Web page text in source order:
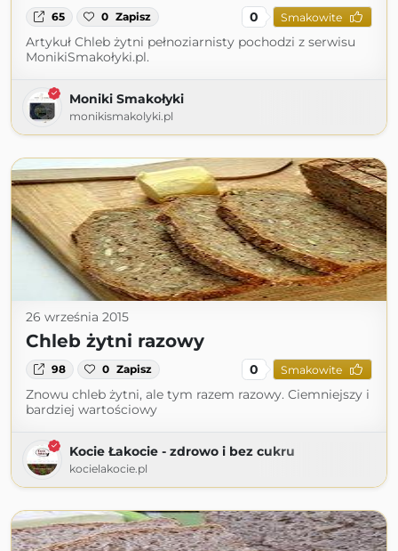
65 0 Zapisz 0 Smakowite
Artykuł Chleb żytni pełnoziarnisty pochodzi z serwisu
MonikiSmakołyki.pl.
Moniki Smakołyki
monikismakolyki.pl
26 września 2015
Chleb żytni razowy
98 0 Zapisz 0 Smakowite
Znowu chleb żytni, ale tym razem razowy. Ciemniejszy i
bardziej wartościowy
Kocie Łakocie - zdrowo i bez cukru
kocielakocie.pl